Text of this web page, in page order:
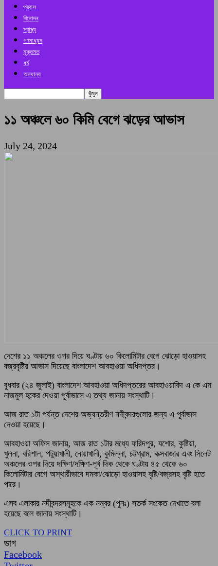
প্রবাস
বিনোদন
স্বাস্থ্য
গণমাধ্যম
মুক্তমত
ধর্ম
অন্যান্য
১১ অঞ্চলে ৬০ কিমি বেগে ঝড়ের আভাস
July 24, 2024
দেশের ১১ অঞ্চলের ওপর দিয়ে ঘণ্টায় ৬০ কিলোমিটার বেগে ঝোড়ো হাওয়াসহ
বজ্রবৃষ্টির আভাস দিয়েছে বাংলাদেশ আবহাওয়া অধিদপ্তর।
বুধবার (২৪ জুলাই) বাংলাদেশ আবহাওয়া অধিদপ্তরের আবহাওয়াবিদ এ কে এম
নাজমুল হকের দেওয়া পূর্বাভাসে এ তথ্য জানায় সংস্থাটি।
আজ রাত ১টা পর্যন্ত দেশের অভ্যন্তরীণ নদীবন্দরগুলোর জন্য এ পূর্বাভাস
দেওয়া হয়েছে।
আবহাওয়া অফিস জানায়, আজ রাত ১টার মধ্যে ফরিদপুর, যশোর, কুষ্টিয়া,
খুলনা, বরিশাল, পটুয়াখালী, নোয়াখালী, কুমিল্লা, চট্টগ্রাম, কক্সবাজার এবং সিলেট
অঞ্চলের ওপর দিয়ে দক্ষিণ/দক্ষিণ-পূর্ব দিক থেকে ঘণ্টায় ৪৫ থেকে ৬০
কিলোমিটার বেগে অস্থায়ীভাবে দমকা/ঝোড়ো হাওয়াসহ বৃষ্টি/বজ্রসহ বৃষ্টি হতে
পারে।
এসব এলাকার নদীবন্দরসমূহকে এক নম্বর (পুনঃ) সতর্ক সংকেত দেখাতে বলা
হয়েছে বলে জানায় সংস্থাটি।
CLICK TO PRINT
ভাগ
Facebook